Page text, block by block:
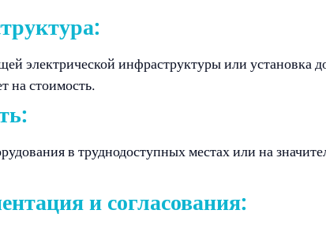
электрической инфраструктуры или установка
на стоимость.
в труднодоступных местах или на
и согласования: